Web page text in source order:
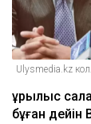
Ulysmedia.kz
Құрылыс
бұған